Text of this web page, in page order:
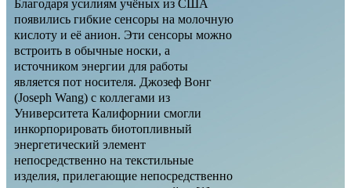
Благодаря усилиям учёных из США
появились гибкие сенсоры на молочную
кислоту и её анион. Эти сенсоры можно
встроить в обычные носки, а
источником энергии для работы
является пот носителя. Джозеф Вонг
(Joseph Wang) с коллегами из
Университета Калифорнии смогли
инкорпорировать биотопливный
энергетический элемент
непосредственно на текстильные
изделия, прилегающие непосредственно